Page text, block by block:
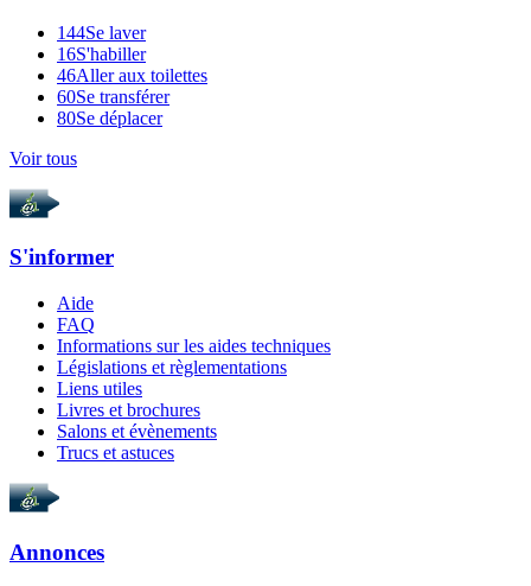
144Se laver
16S'habiller
46Aller aux toilettes
60Se transférer
80Se déplacer
Voir tous
S'informer
Aide
FAQ
Informations sur les aides techniques
Législations et règlementations
Liens utiles
Livres et brochures
Salons et évènements
Trucs et astuces
Annonces